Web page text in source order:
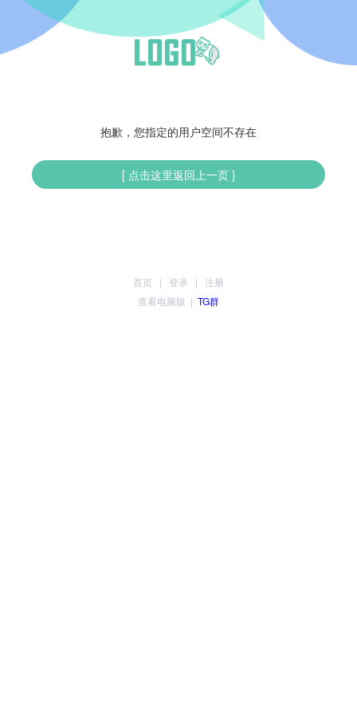
抱歉，您指定的用户空间不存在
[ 点击这里返回上一页 ]
首页 | 登录 | 注册
查看电脑版 | TG群